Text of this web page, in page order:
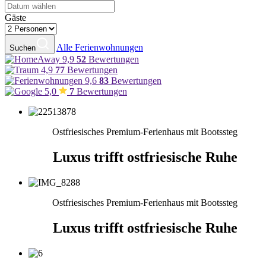
Gäste
Suchen
Alle Ferienwohnungen
9,9 52 Bewertungen
4,9 77 Bewertungen
9,6 83 Bewertungen
5,0
7 Bewertungen
Ostfriesisches Premium-Ferienhaus mit Bootssteg
Luxus trifft ostfriesische Ruhe
Ostfriesisches Premium-Ferienhaus mit Bootssteg
Luxus trifft ostfriesische Ruhe